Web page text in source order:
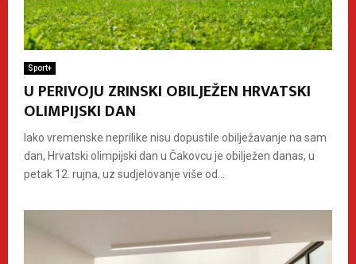
Sport+
U PERIVOJU ZRINSKI OBILJEŽEN HRVATSKI
OLIMPIJSKI DAN
Iako vremenske neprilike nisu dopustile obilježavanje na sam
dan, Hrvatski olimpijski dan u Čakovcu je obilježen danas, u
petak 12. rujna, uz sudjelovanje više od...